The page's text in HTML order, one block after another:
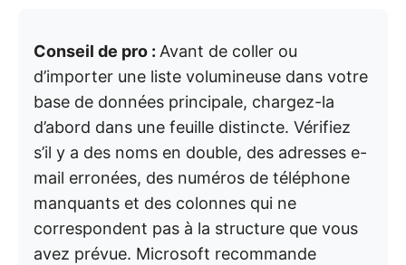
Conseil de pro : Avant de coller ou
d’importer une liste volumineuse dans votre
base de données principale, chargez-la
d’abord dans une feuille distincte. Vérifiez
s’il y a des noms en double, des adresses e-
mail erronées, des numéros de téléphone
manquants et des colonnes qui ne
correspondent pas à la structure que vous
avez prévue. Microsoft recommande